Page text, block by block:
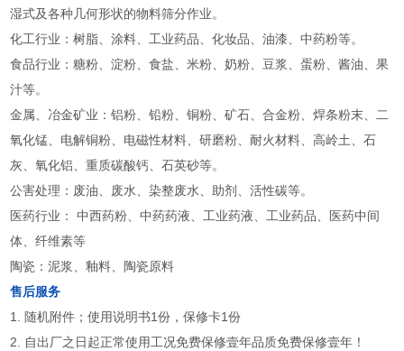
湿式及各种几何形状的物料筛分作业。
化工行业：树脂、涂料、工业药品、化妆品、油漆、中药粉等。
食品行业：糖粉、淀粉、食盐、米粉、奶粉、豆浆、蛋粉、酱油、果
汁等。
金属、冶金矿业：铝粉、铅粉、铜粉、矿石、合金粉、焊条粉末、二
氧化锰、电解铜粉、电磁性材料、研磨粉、耐火材料、高岭土、石
灰、氧化铝、重质碳酸钙、石英砂等。
公害处理：废油、废水、染整废水、助剂、活性碳等。
医药行业： 中西药粉、中药药液、工业药液、工业药品、医药中间
体、纤维素等
陶瓷：泥浆、釉料、陶瓷原料
售后服务
1. 随机附件；使用说明书1份，保修卡1份
2.
自出厂之日起正常使用工况免费保修壹年品质免费保修壹年！